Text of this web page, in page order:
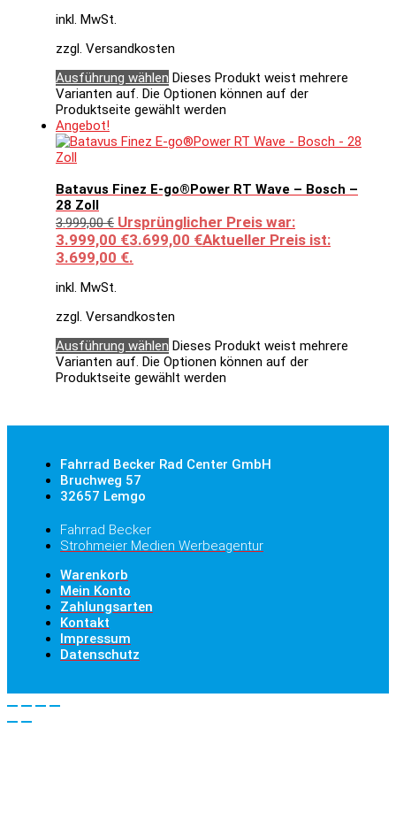
inkl. MwSt.
zzgl. Versandkosten
Ausführung wählen Dieses Produkt weist mehrere
Varianten auf. Die Optionen können auf der
Produktseite gewählt werden
Angebot!
Batavus Finez E-go®Power RT Wave – Bosch –
28 Zoll
3.999,00€ Ursprünglicher Preis war:
3.999,00 €3.699,00 €Aktueller Preis ist:
3.699,00 €.
inkl. MwSt.
zzgl. Versandkosten
Ausführung wählen Dieses Produkt weist mehrere
Varianten auf. Die Optionen können auf der
Produktseite gewählt werden
Fahrrad Becker Rad Center GmbH
Bruchweg 57
32657 Lemgo
Fahrrad Becker
Strohmeier Medien Werbeagentur
Warenkorb
Mein Konto
Zahlungsarten
Kontakt
Impressum
Datenschutz